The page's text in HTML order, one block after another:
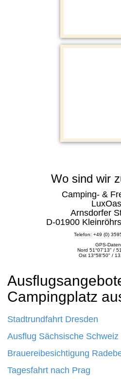
Wo sind wir
Camping- &
Arnsdorfer
D-01900
Telefon: +49 (0)
GPS-
Nord 51°07'13" /
Ost 13°58'50" /
Campingplatz
Stadtrundfahrt Dresden
Ausflug Sächsische Schweiz
Brauereibesichtigung
Tagesfahrt nach Prag